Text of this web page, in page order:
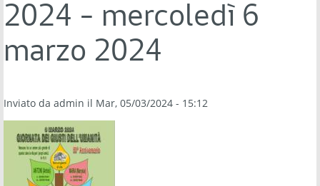
2024 - mercoledì 6
marzo 2024
Inviato da admin il Mar, 05/03/2024 - 15:12